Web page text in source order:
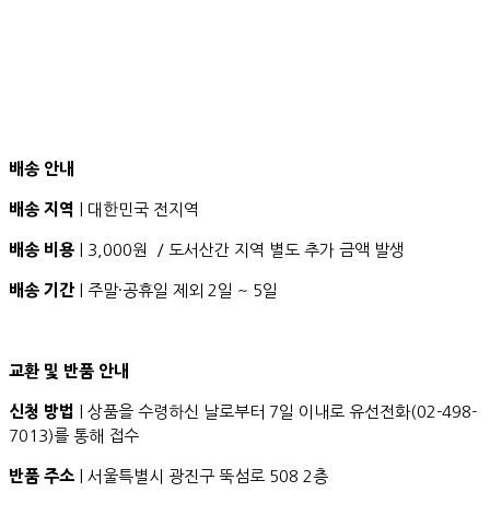
배송 안내
배송 지역 | 대한민국 전지역
배송 비용 | 3,000원 / 도서산간 지역 별도 추가 금액 발생
배송 기간| 주말·공휴일 제외 2일 ~ 5일
교환 및 반품 안내
신청 방법
| 상품을 수령하신 날로부터 7일 이내로 유선전화(02-498-
7013)를 통해 접수
반품 주소 | 서울특별시 광진구 뚝섬로 508 2층